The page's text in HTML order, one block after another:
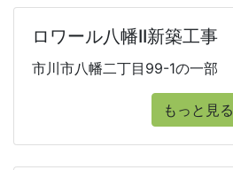
ロワール八幡II新築工事
市川市八幡二丁目99-1の一部
もっと見る